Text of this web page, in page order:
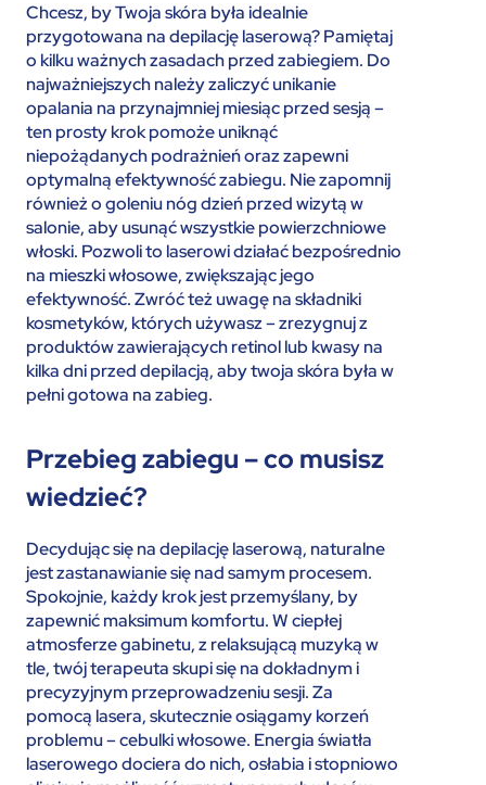
Chcesz, by Twoja skóra była idealnie
przygotowana na depilację laserową? Pamiętaj
o kilku ważnych zasadach przed zabiegiem. Do
najważniejszych należy zaliczyć unikanie
opalania na przynajmniej miesiąc przed sesją –
ten prosty krok pomoże uniknąć
niepożądanych podrażnień oraz zapewni
optymalną efektywność zabiegu. Nie zapomnij
również o goleniu nóg dzień przed wizytą w
salonie, aby usunąć wszystkie powierzchniowe
włoski. Pozwoli to laserowi działać bezpośrednio
na mieszki włosowe, zwiększając jego
efektywność. Zwróć też uwagę na składniki
kosmetyków, których używasz – zrezygnuj z
produktów zawierających retinol lub kwasy na
kilka dni przed depilacją, aby twoja skóra była w
pełni gotowa na zabieg.
Przebieg zabiegu – co musisz
wiedzieć?
Decydując się na depilację laserową, naturalne
jest zastanawianie się nad samym procesem.
Spokojnie, każdy krok jest przemyślany, by
zapewnić maksimum komfortu. W ciepłej
atmosferze gabinetu, z relaksującą muzyką w
tle, twój terapeuta skupi się na dokładnym i
precyzyjnym przeprowadzeniu sesji. Za
pomocą lasera, skutecznie osiągamy korzeń
problemu – cebulki włosowe. Energia światła
laserowego dociera do nich, osłabia i stopniowo